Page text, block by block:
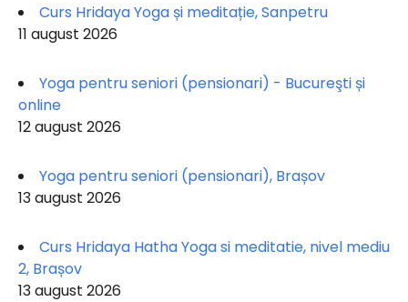
Curs Hridaya Yoga și meditație, Sanpetru
11 august 2026
Yoga pentru seniori (pensionari) - Bucureşti și
online
12 august 2026
Yoga pentru seniori (pensionari), Brașov
13 august 2026
Curs Hridaya Hatha Yoga si meditatie, nivel mediu
2, Brașov
13 august 2026